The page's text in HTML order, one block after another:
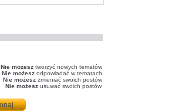
Nie możesztworzyć nowych tematów
Nie możeszodpowiadać w tematach
Nie możeszzmieniać swoich postów
Nie możeszusuwać swoich postów